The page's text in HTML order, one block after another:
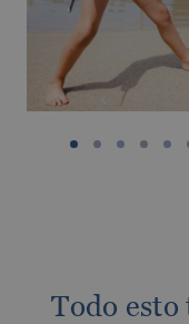
Todo esto